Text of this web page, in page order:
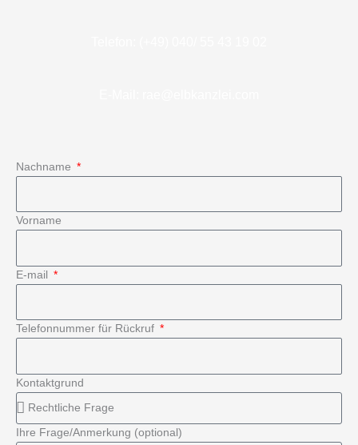
Nachname
Vorname
E-mail
Telefonnummer für Rückruf
Kontaktgrund
Ihre Frage/Anmerkung (optional)